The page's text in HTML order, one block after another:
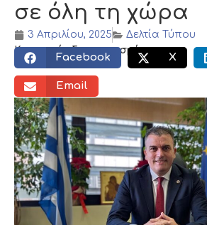
σε όλη τη χώρα
3 Απριλίου, 2025
Δελτία Τύπου
Κοινωνικός διαμοιρασμός:
Facebook X
Email